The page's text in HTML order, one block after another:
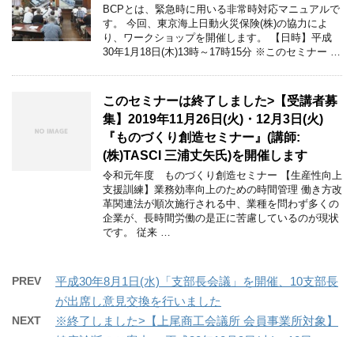
BCPとは、緊急時に用いる非常時対応マニュアルで
す。 今回、東京海上日動火災保険(株)の協力によ
り、ワークショップを開催します。 【日時】平成
30年1月18日(木)13時～17時15分 ※このセミナー …
このセミナーは終了しました>【受講者募
集】2019年11月26日(火)・12月3日(火)
『ものづくり創造セミナー』(講師:
(株)TASCI 三浦丈矢氏)を開催します
令和元年度 ものづくり創造セミナー 【生産性向上
支援訓練】業務効率向上のための時間管理 働き方改
革関連法が順次施行される中、業種を問わず多くの
企業が、長時間労働の是正に苦慮しているのが現状
です。 従来 …
PREV
平成30年8月1日(水)「支部長会議」を開催、10支部長
が出席し意見交換を行いました
NEXT
※終了しました>【上尾商工会議所 会員事業所対象】